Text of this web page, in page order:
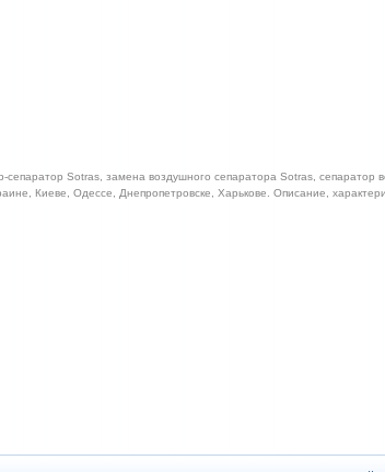
сепаратор Sotras, замена воздушного сепаратора Sotras, сепаратор
Киеве, Одессе, Днепропетровске, Харькове. Описание,